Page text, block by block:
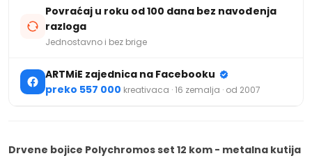
Povraćaj u roku od 100 dana bez navođenja
razloga
Jednostavno i bez brige
ARTMiE zajednica na Facebooku
preko 557 000 kreativaca · 16 zemalja · od 2007
Drvene bojice Polychromos set 12 kom - metalna kutija